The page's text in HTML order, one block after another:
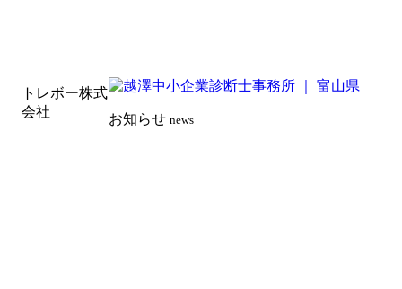
トレボー株式
会社
お知らせ news